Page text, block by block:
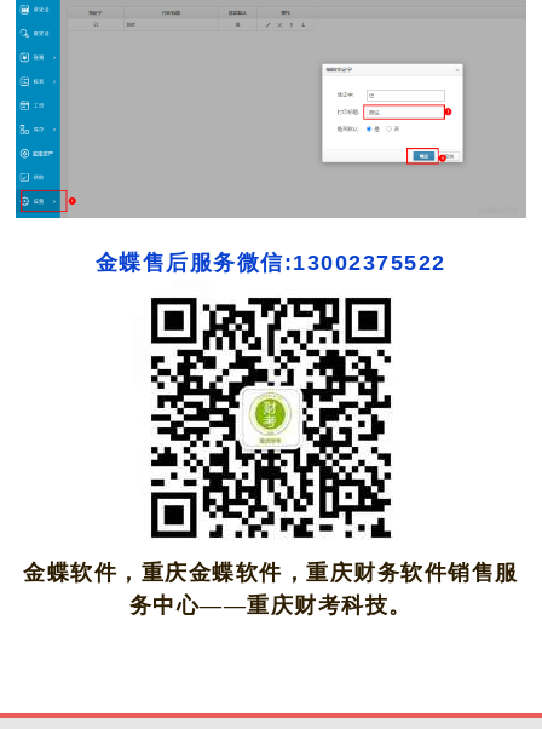
金蝶售后服务微信:13002375522
金蝶软件，重庆金蝶软件，重庆财务软件销售服
务中心——重庆财考科技。